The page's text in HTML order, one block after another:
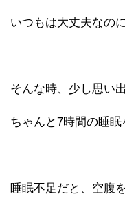
いつもは大丈夫なの
そんな時、少し思い
ちゃんと7時間の睡眠
睡眠不足だと、空腹